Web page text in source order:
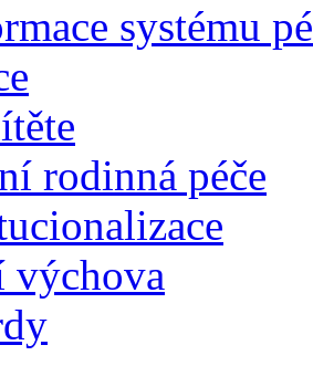
systému
rodinná péče
výchova